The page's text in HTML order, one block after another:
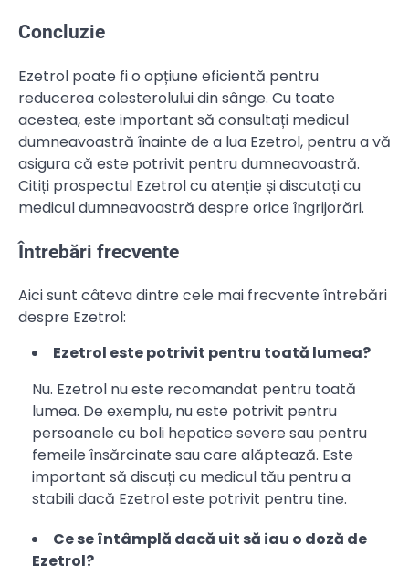
Concluzie
Ezetrol poate fi o opțiune eficientă pentru
reducerea colesterolului din sânge. Cu toate
acestea, este important să consultați medicul
dumneavoastră înainte de a lua Ezetrol, pentru a vă
asigura că este potrivit pentru dumneavoastră.
Citiți prospectul Ezetrol cu atenție și discutați cu
medicul dumneavoastră despre orice îngrijorări.
Întrebări frecvente
Aici sunt câteva dintre cele mai frecvente întrebări
despre Ezetrol:
Ezetrol este potrivit pentru toată lumea?
Nu. Ezetrol nu este recomandat pentru toată
lumea. De exemplu, nu este potrivit pentru
persoanele cu boli hepatice severe sau pentru
femeile însărcinate sau care alăptează. Este
important să discuți cu medicul tău pentru a
stabili dacă Ezetrol este potrivit pentru tine.
Ce se întâmplă dacă uit să iau o doză de
Ezetrol?